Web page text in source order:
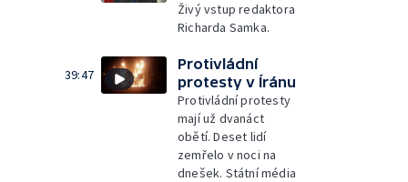
Živý vstup redaktora
Richarda Samka.
39:47
Protivládní
protesty v Íránu
Protivládní protesty
mají už dvanáct
obětí. Deset lidí
zemřelo v noci na
dnešek. Státní média